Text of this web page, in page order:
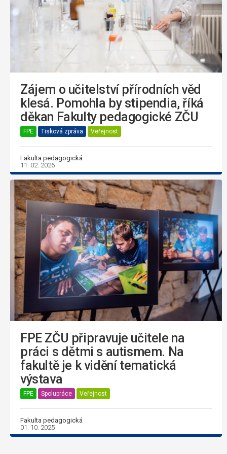
Zájem o učitelství přírodních věd
klesá. Pomohla by stipendia, říká
děkan Fakulty pedagogické ZČU
FPE Tisková zpráva Veřejnost
Fakulta pedagogická
11. 02. 2026
FPE ZČU připravuje učitele na
práci s dětmi s autismem. Na
fakultě je k vidění tematická
výstava
FPE Spolupráce Veřejnost
Fakulta pedagogická
01. 10. 2025